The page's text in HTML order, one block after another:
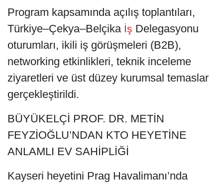
Program kapsamında açılış toplantıları,
Türkiye–Çekya–Belçika İş Delegasyonu
oturumları, ikili iş görüşmeleri (B2B),
networking etkinlikleri, teknik inceleme
ziyaretleri ve üst düzey kurumsal temaslar
gerçekleştirildi.
BÜYÜKELÇİ PROF. DR. METİN
FEYZİOĞLU’NDAN KTO HEYETİNE
ANLAMLI EV SAHİPLİĞİ
Kayseri heyetini Prag Havalimanı’nda